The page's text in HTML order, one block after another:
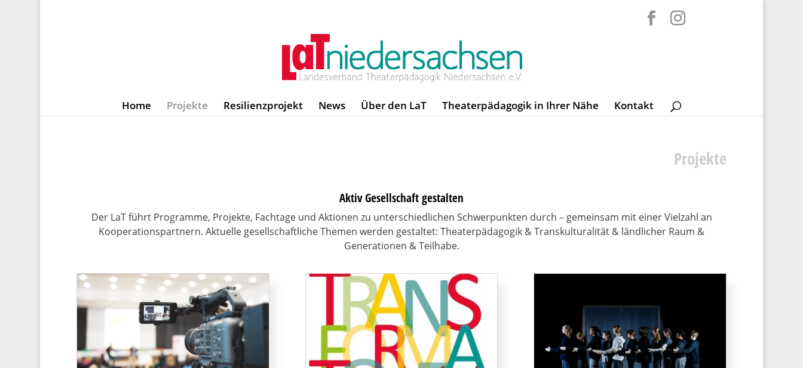
Home Projekte Resilienzprojekt News Über den LaT Theaterpädagogik in Ihrer Nähe Kontakt
Projekte
Aktiv Gesellschaft gestalten
Der LaT führt Programme, Projekte, Fachtage und Aktionen zu unterschiedlichen Schwerpunkten durch – gemeinsam mit einer Vielzahl an
Kooperationspartnern. Aktuelle gesellschaftliche Themen werden gestaltet: Theaterpädagogik & Transkulturalität & ländlicher Raum &
Generationen & Teilhabe.